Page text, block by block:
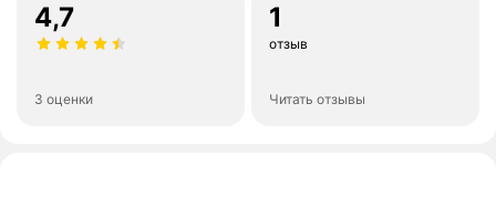
оловянная связка MS-1
4,7
3 оценки
1
отзыв
Читать отзывы